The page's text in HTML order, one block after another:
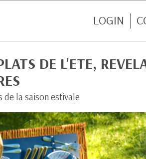
LOGIN
DE L'ETE,
de la saison estivale